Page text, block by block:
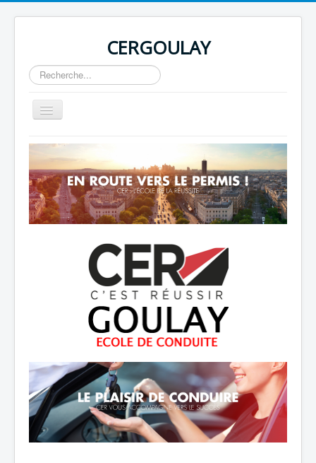
CERGOULAY
Rechercher
Basculer
la
Home
About
Author Login